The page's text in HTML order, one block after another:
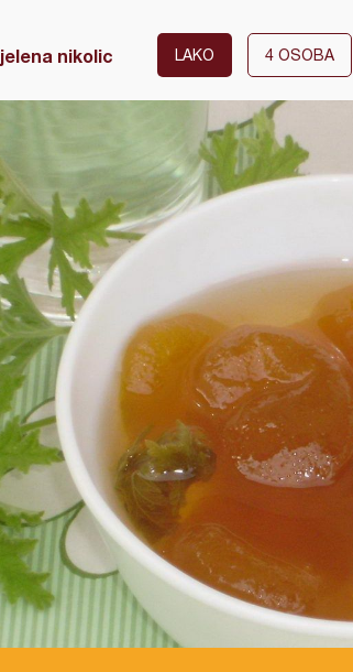
jelena nikolic LAKO 4 OSOBA